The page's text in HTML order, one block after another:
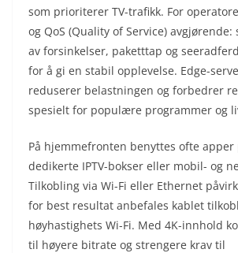
som prioriterer TV-trafikk. For
og QoS (Quality of Service)
av forsinkelser, paketttap og
for å gi en stabil opplevelse. Edge-
reduserer belastningen og forbedrer
spesielt for populære programmer og
På hjemmefronten benyttes ofte apper
dedikerte IPTV-bokser eller mobil- og
Tilkobling via Wi-Fi eller Ethernet
for best resultat anbefales kablet
høyhastighets Wi-Fi. Med 4K-innhold
til høyere bitrate og strengere krav til